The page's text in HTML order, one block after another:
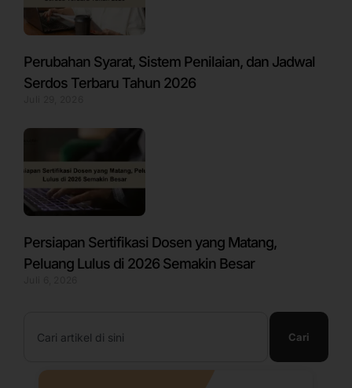
Perubahan Syarat, Sistem Penilaian, dan Jadwal
Serdos Terbaru Tahun 2026
Persiapan Sertifikasi Dosen yang Matang,
Peluang Lulus di 2026 Semakin Besar
Cari